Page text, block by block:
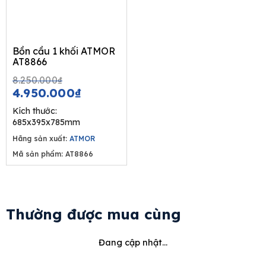
Bồn cầu 1 khối ATMOR
AT8866
8.250.000₫Original
price
8.250.000₫.
4.950.000₫price
Kích thước:
685x395x785mm
Hãng sản xuất: ATMOR
Mã sản phẩm: AT8866
Thường được mua cùng
Đang cập nhật...